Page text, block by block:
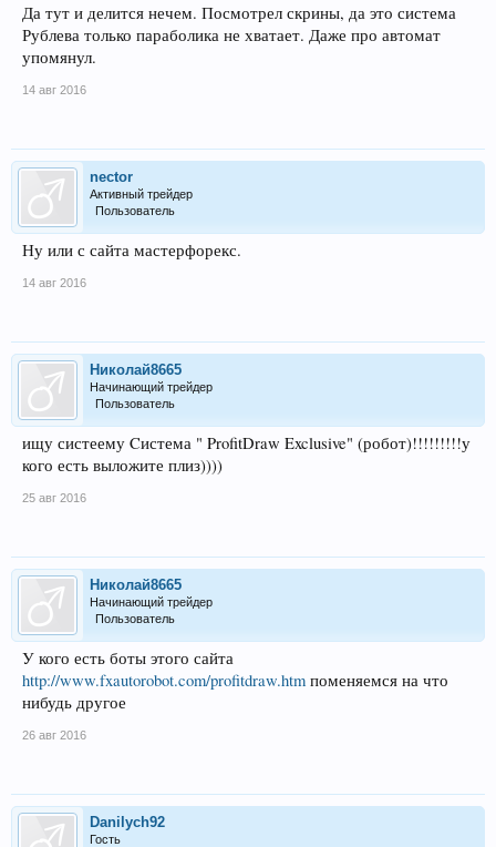
Да тут и делится нечем. Посмотрел скрины, да это система
Рублева только параболика не хватает. Даже про автомат
упомянул.
14 авг 2016
nector
Активный трейдер
Пользователь
Ну или с сайта мастерфорекс.
14 авг 2016
Николай8665
Начинающий трейдер
Пользователь
ищу систеему Cистема " ProfitDraw Exclusive" (робот)!!!!!!!!!у
кого есть выложите плиз))))
25 авг 2016
Николай8665
Начинающий трейдер
Пользователь
У кого есть боты этого сайта
http://www.fxautorobot.com/profitdraw.htm поменяемся на что
нибудь другое
26 авг 2016
Danilych92
Гость